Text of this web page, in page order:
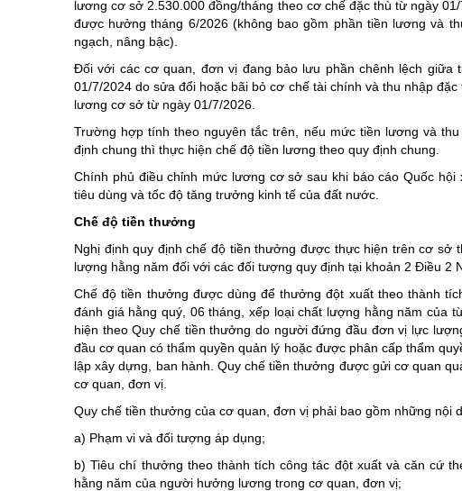
lương cơ sở 2.530.000 đồng/tháng theo cơ chế đặc thù từ ngày
được hưởng tháng 6/2026 (không bao gồm phần tiền lương và
ngạch, nâng bậc).
Đối với các cơ quan, đơn vị đang bảo lưu phần chênh lệch
01/7/2024 do sửa đổi hoặc bãi bỏ cơ chế tài chính và thu nhập
lương cơ sở từ ngày 01/7/2026.
Trường hợp tính theo nguyên tắc trên, nếu mức tiền lương và
định chung thì thực hiện chế độ tiền lương theo quy định chung.
Chính phủ điều chỉnh mức lương cơ sở sau khi báo cáo Quốc
tiêu dùng và tốc độ tăng trưởng kinh tế của đất nước.
Chế độ tiền thưởng
Nghị định quy định chế độ tiền thưởng được thực hiện trên cơ sở
lượng hằng năm đối với các đối tượng quy định tại khoản 2 Điều 2
Chế độ tiền thưởng được dùng để thưởng đột xuất theo thành
đánh giá hằng quý, 06 tháng, xếp loại chất lượng hằng năm
hiện theo Quy chế tiền thưởng do người đứng đầu đơn vị lực
đầu cơ quan có thẩm quyền quản lý hoặc được phân cấp thẩm
lập xây dựng, ban hành. Quy chế tiền thưởng được gửi cơ quan
cơ quan, đơn vị.
Quy chế tiền thưởng của cơ quan, đơn vị phải bao gồm những nội
a) Phạm vi và đối tượng áp dụng;
b) Tiêu chí thưởng theo thành tích công tác đột xuất và căn cứ
hằng năm của người hưởng lương trong cơ quan, đơn vị;